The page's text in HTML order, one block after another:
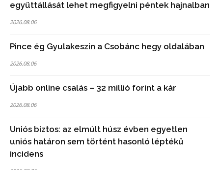
együttállását lehet megfigyelni péntek hajnalban
2026.08.06
Pince ég Gyulakeszin a Csobánc hegy oldalában
2026.08.06
Újabb online csalás – 32 millió forint a kár
2026.08.06
Uniós biztos: az elmúlt húsz évben egyetlen
uniós határon sem történt hasonló léptékű
incidens